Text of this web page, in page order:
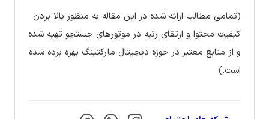
(تمامی مطالب ارائه شده در این مقاله به منظور بالا بردن
کیفیت محتوا و ارتقای رتبه در موتورهای جستجو تهیه شده
و از منابع معتبر در حوزه دیجیتال مارکتینگ بهره برده شده
است.)